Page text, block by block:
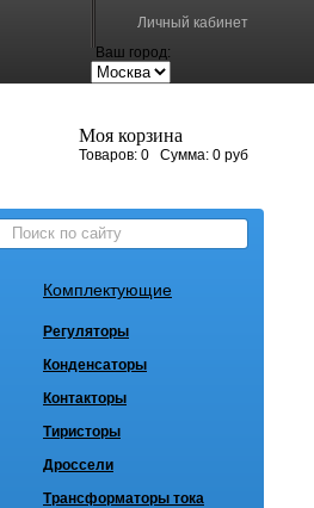
Личный кабинет
Ваш город:
Моя корзина
Товаров: 0 Сумма: 0 руб
Комплектующие
Регуляторы
Конденсаторы
Контакторы
Тиристоры
Дроссели
Трансформаторы тока